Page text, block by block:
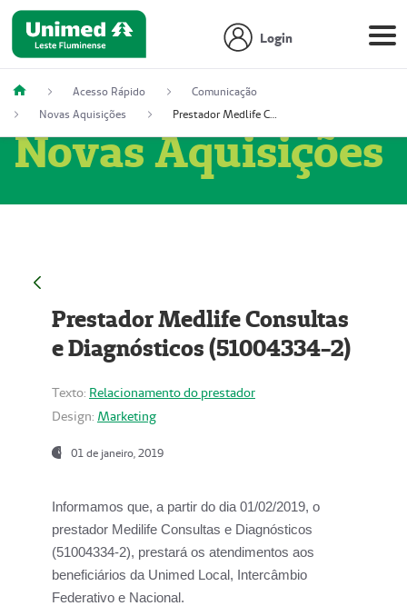
Login
Acesso Rápido
Comunicação
Novas Aquisições
Prestador Medlife Consultas e Diagnósticos (51004334-2)
Novas Aquisições
Prestador Medlife Consultas
e Diagnósticos (51004334-2)
Texto: Relacionamento do prestador
Design: Marketing
01 de janeiro, 2019
Informamos que, a partir do dia 01/02/2019, o
prestador Medilife Consultas e Diagnósticos
(51004334-2), prestará os atendimentos aos
beneficiários da Unimed Local, Intercâmbio
Federativo e Nacional.